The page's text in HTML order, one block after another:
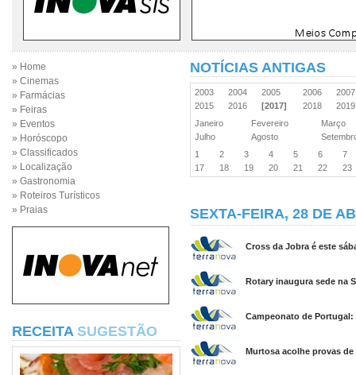
» Home
» Cinemas
» Farmácias
» Feiras
» Eventos
» Horóscopo
» Classificados
» Localização
» Gastronomia
» Roteiros Turísticos
» Praias
RECEITA SUGESTÃO
NOTÍCIAS ANTIGAS
2003 2004 2005 2006
2015
2016 [2017] 2018
Janeiro
Fevereiro
Março
Julho
Agosto
1
2 3 4 5 6
7
17
18 19 20 21 22 23
SEXTA-FEIRA, 28 DE
Cross da Jobra é este
Rotary inaugura sede na
Campeonato de
Murtosa acolhe provas